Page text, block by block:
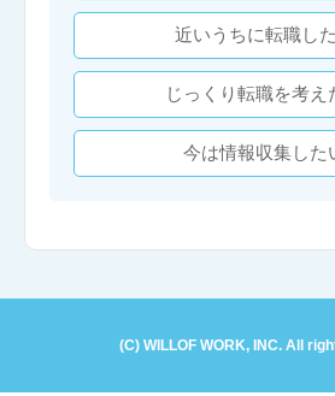
近いうちに転職し
じっくり転職を考え
今は情報収集した
(C) WILLOF WORK, INC. All